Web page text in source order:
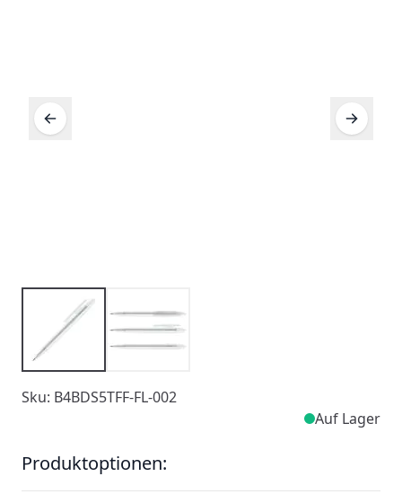
Sku: B4BDS5TFF-FL-002
Auf Lager
Produktoptionen: